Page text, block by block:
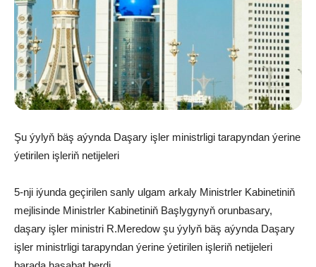
Şu ýylyň bäş aýynda Daşary işler ministrligi tarapyndan ýerine
ýetirilen işleriň netijeleri
5-nji iýunda geçirilen sanly ulgam arkaly Ministrler Kabinetiniň
mejlisinde Ministrler Kabinetiniň Başlygynyň orunbasary,
daşary işler ministri R.Meredow şu ýylyň bäş aýynda Daşary
işler ministrligi tarapyndan ýerine ýetirilen işleriň netijeleri